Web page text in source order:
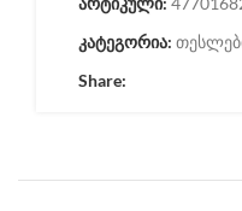
კატეგორია:
Share: